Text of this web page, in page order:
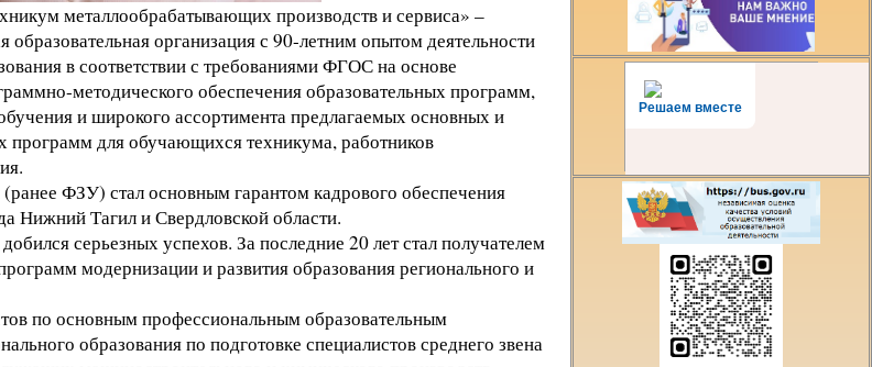
металлообрабатывающих производств и сервиса» –
организация с 90-летним опытом деятельности
в соответствии с требованиями ФГОС на основе
методического обеспечения образовательных программ,
и широкого ассортимента предлагаемых основных и
программ для обучающихся техникума, работников
ФЗУ) стал основным гарантом кадрового обеспечения
Нижний Тагил и Свердловской области.
серьезных успехов. За последние 20 лет стал получателем
модернизации и развития образования регионального и
по основным профессиональным образовательным
образования по подготовке специалистов среднего звена
Решаем вместе